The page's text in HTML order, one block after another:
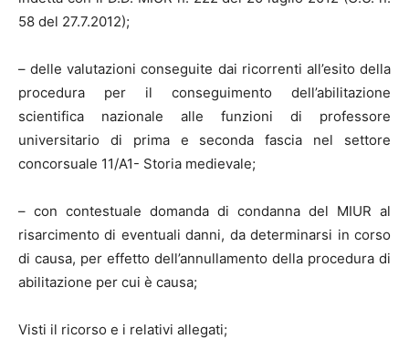
58 del 27.7.2012);
– delle valutazioni conseguite dai ricorrenti all’esito della
procedura per il conseguimento dell’abilitazione
scientifica nazionale alle funzioni di professore
universitario di prima e seconda fascia nel settore
concorsuale 11/A1- Storia medievale;
– con contestuale domanda di condanna del MIUR al
risarcimento di eventuali danni, da determinarsi in corso
di causa, per effetto dell’annullamento della procedura di
abilitazione per cui è causa;
Visti il ricorso e i relativi allegati;